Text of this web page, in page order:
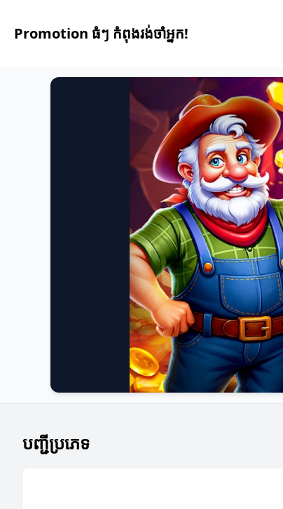
Promotion ធំៗ កំពុងរង់ចាំអ្នក!
បញ្ជីប្រភេទ